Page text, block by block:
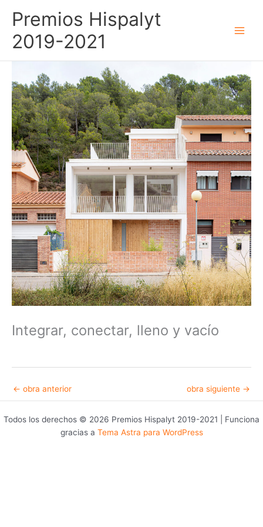
Premios Hispalyt
2019-2021
Integrar, conectar, lleno y vacío
← obra anterior obra siguiente →
Todos los derechos © 2026 Premios Hispalyt 2019-2021 | Funciona
gracias a Tema Astra para WordPress